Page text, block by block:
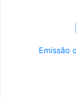
Emissão